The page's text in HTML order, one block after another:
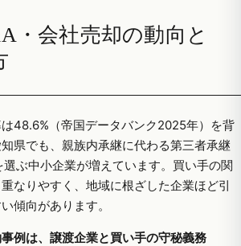
・会社売却の動向と
48.6%（帝国データバンク2025年）を背
県でも、親族内承継に代わる第三者承継
選ぶ中小企業が増えています。買い手の関
なりやすく、地域に根ざした企業ほど引
傾向があります。
例は、譲渡企業と買い手の守秘義務